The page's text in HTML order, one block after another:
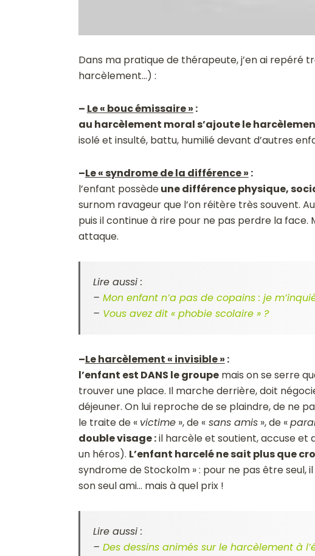
Dans ma pratique de thérapeute, j’en ai repéré
harcèlement…) :
– Le « bouc émissaire » :
au harcèlement moral s’ajoute le
isolé et insulté, battu, humilié devant d’autres
–Le « syndrome de la différence » :
l’enfant possèdeune différence physique,
surnom ravageur que l’on réitère très souvent.
puis il continue à rire pour ne pas perdre la face.
attaque.
Lire aussi :
– Mon enfant n’a pas de copains : je
– Vous avez dit « phobie scolaire » ?
–Le harcèlement « invisible » :
l’enfant est DANS le groupemais on se serre
trouver une place. Il marche derrière, doit
déjeuner. On lui reproche de se plaindre, de ne
le traite de « victime», de «sans amis», de «
double visage :il harcèle et soutient, accuse et
un héros). L’enfant harcelé ne sait plus que
syndrome de Stockolm » : pour ne pas être seul,
son seul ami… mais à quel prix !
Lire aussi :
– Des dessins animés sur le harcèlement à